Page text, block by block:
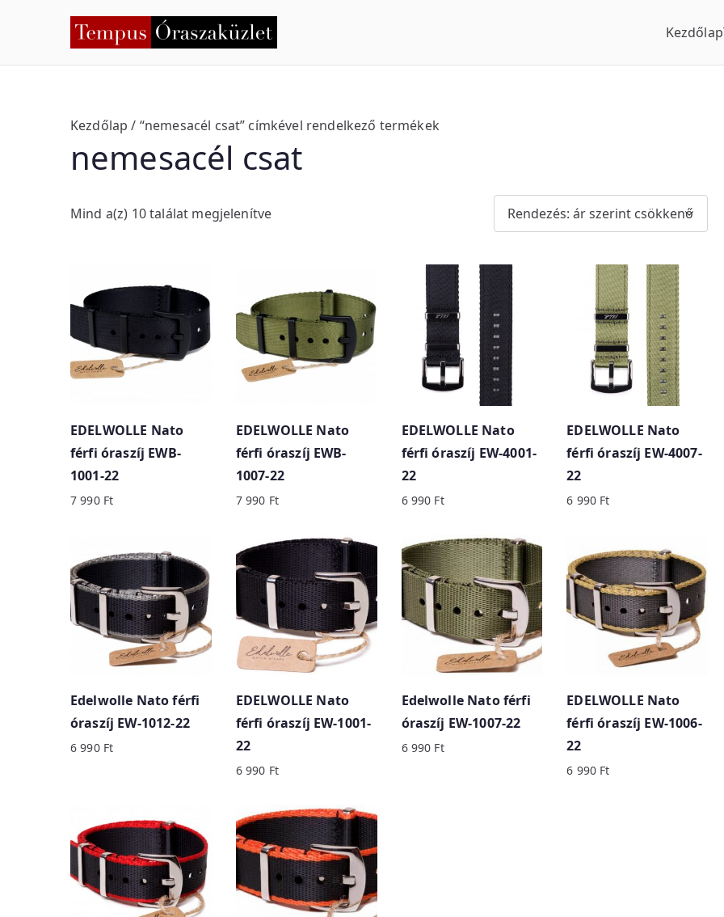
Tempus Óraszaküzlet Kezdőlap
Kezdőlap / “nemesacél csat” címkével rendelkező termékek
nemesacél csat
Mind a(z) 10 találat megjelenítveS
e
d
b
y
i
c
e
:
i
g
h
t
o
l
w
EDELWOLLE Nato
férfi óraszíj EWB-
1001-22
7 990 Ft
EDELWOLLE Nato
férfi óraszíj EWB-
1007-22
7 990 Ft
EDELWOLLE Nato
férfi óraszíj EW-4001-
22
6 990 Ft
EDELWOLLE Nato
férfi óraszíj EW-4007-
22
6 990 Ft
Edelwolle Nato férfi
óraszíj EW-1012-22
6 990 Ft
EDELWOLLE Nato
férfi óraszíj EW-1001-
22
6 990 Ft
Edelwolle Nato férfi
óraszíj EW-1007-22
6 990 Ft
EDELWOLLE Nato
férfi óraszíj EW-1006-
22
6 990 Ft